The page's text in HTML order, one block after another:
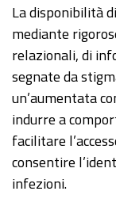
La disponibilità
mediante
relazionali, di
segnate da
un’aumentata
indurre a
facilitare
consentire
infezioni.